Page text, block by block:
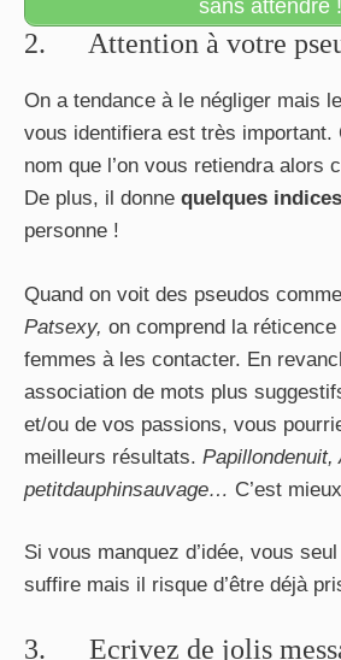
sans attendre !
2. Attention à votre
On a tendance à le négliger mais
vous identifiera est très important.
nom que l’on vous retiendra alors
De plus, il donne quelques indices
personne !
Quand on voit des pseudos comme
Patsexy, on comprend la
femmes à les contacter. En
association de mots plus
et/ou de vos passions, vous
meilleurs résultats. Papillondenuit,
petitdauphinsauvage… C’est
Si vous manquez d’idée, vous
suffire mais il risque d’être déjà
3. Ecrivez de jolis